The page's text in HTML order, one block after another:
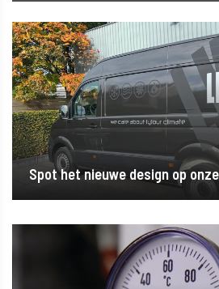
Spot het nieuwe design op